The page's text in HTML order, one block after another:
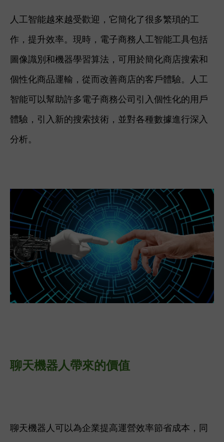
人工智能越來越受歡迎，它簡化了很多繁瑣的工
作，提升效率。現時，電子商務人工智能工具包括
圖像識別和機器學習算法，可用於簡化商店搜索和
個性化商品運輸，從而改善商店的客戶體驗。人工
智能可以幫助許多電子商務公司引入個性化的用戶
體驗，引入新的搜索技術，並對各種數據進行深入
分析。
聊天機器人帶來的價值
聊天機器人可以為企業提高運營效率節省成本，同